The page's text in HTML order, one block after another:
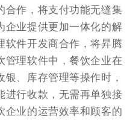
合作，将支付功能无缝集
企业提供更加一体化的解
软件开发商合作，将昇腾
管理软件中，餐饮企业在
、库存管理等操作时，
进行收款，无需再单独接
企业的运营效率和顾客的